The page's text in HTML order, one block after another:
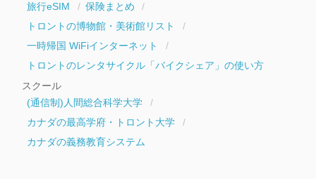
旅行eSIM
保険まとめ
トロントの博物館・美術館リスト
一時帰国 WiFiインターネット
トロントのレンタサイクル「バイクシェア」の使い方
スクール
(通信制)人間総合科学大学
カナダの最高学府・トロント大学
カナダの義務教育システム